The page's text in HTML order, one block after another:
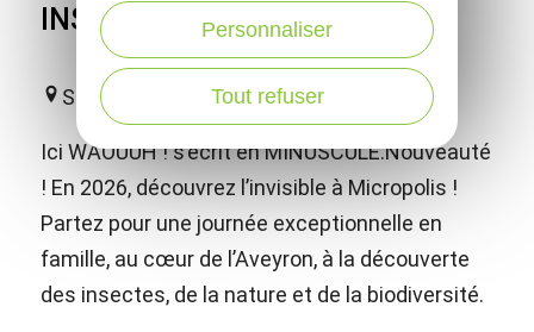
INSECTES
Saint-Léons
Ici WAOUUH ! s’écrit en MINUSCULE.Nouveauté
! En 2026, découvrez l’invisible à Micropolis !
Partez pour une journée exceptionnelle en
famille, au cœur de l’Aveyron, à la découverte
des insectes, de la nature et de la biodiversité.
Tout refuser
Personnaliser